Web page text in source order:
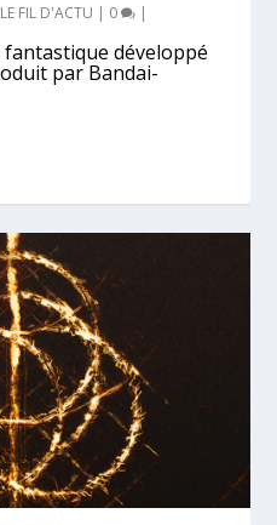
LE FIL D'ACTU | 0 |
fantastique développé
par Bandai-